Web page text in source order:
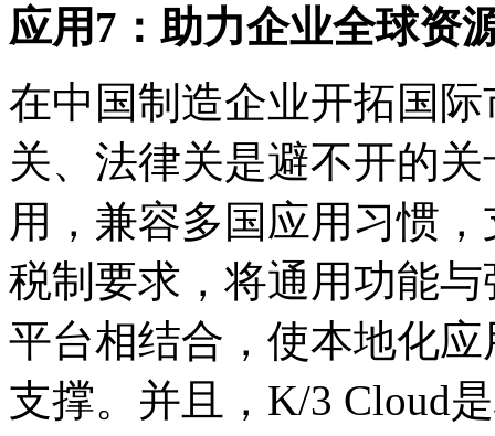
应用7：助力企业全球资
在中国制造企业开拓国
关、法律关是避不开的
用，兼容多国应用习惯
税制要求，将通用功能
平台相结合，使本地化
支撑。并且，K/3 Cloud